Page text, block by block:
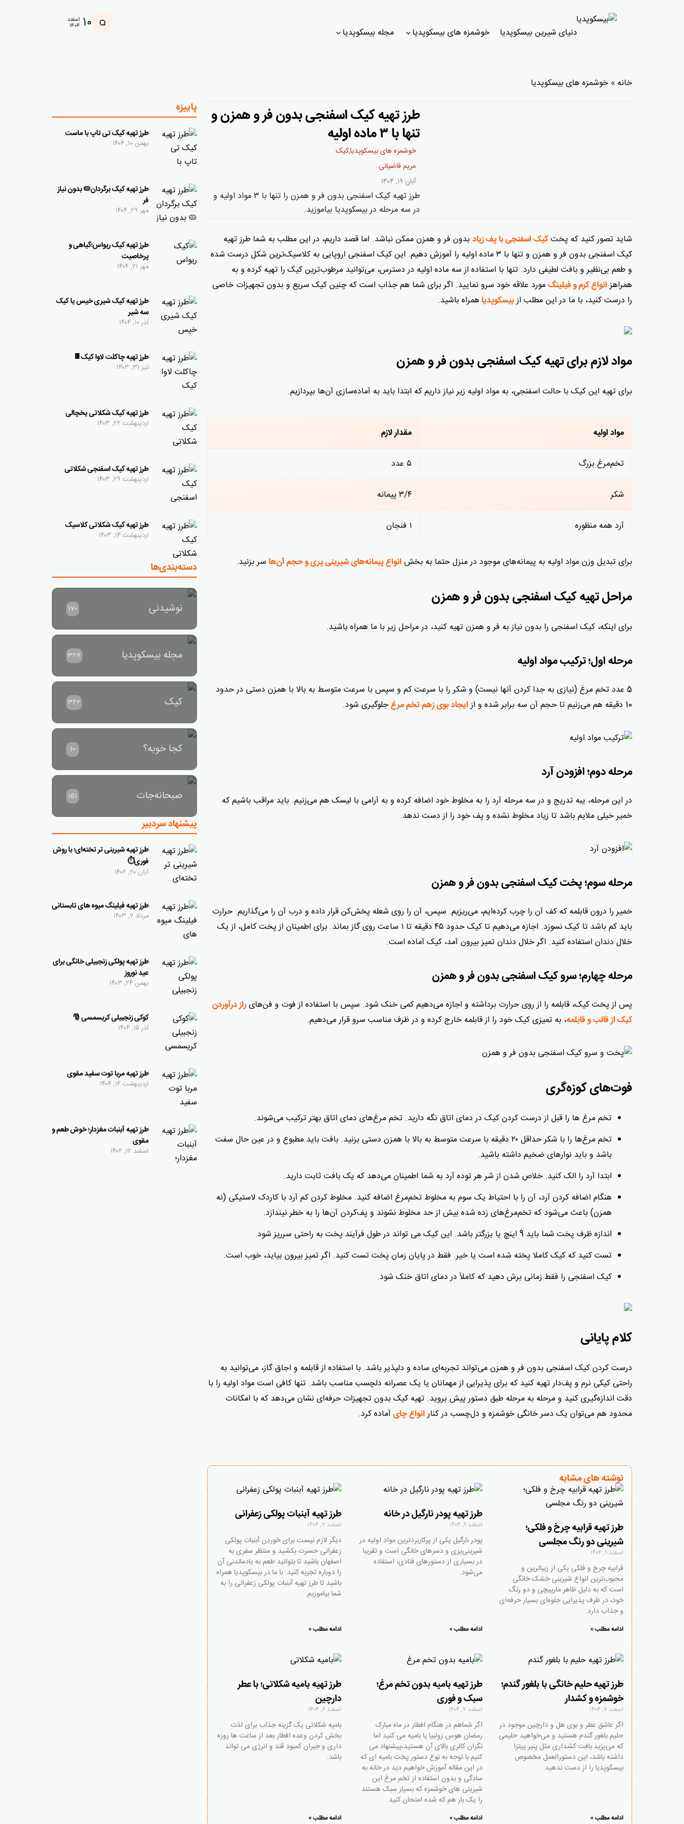
دنیای شیرین بیسکوپدیا خوشمزه های بیسکوپدیا مجله بیسکوپدیا ۱۰ اسفند
۱۴۰۴
خانه » خوشمزه های بیسکوپدیا
طرز تهیه کیک اسفنجی بدون فر و همزن و
تنها با ۳ ماده اولیه
خوشمزه های بیسکوپدیا,کیک
مریم قاضیانی
آبان ۱۹, ۱۴۰۴
طرز تهیه کیک اسفنجی بدون فر و همزن را تنها با ۳ مواد اولیه و
در سه مرحله در بیسکوپدیا بیاموزید.
شاید تصور کنید که پخت کیک اسفنجی با پف زیاد بدون فر و همزن ممکن نباشد. اما قصد داریم، در این مطلب به شما طرز تهیه
کیک اسفنجی بدون فر و همزن و تنها با ۳ ماده اولیه را آموزش دهیم. این کیک اسفنجی اروپایی به کلاسیک‌ترین شکل درست شده
و طعم بی‌نظیر و بافت لطیفی دارد. تنها با استفاده از سه ماده اولیه در دسترس، می‌توانید مرطوب‌ترین کیک را تهیه کرده و به
همراهزانواع کرم و فیلینگ مورد علاقه خود سرو نمایید. اگر برای شما هم جذاب است که چنین کیک سریع و بدون تجهیزات خاصی
را درست کنید، با ما در این مطلب ازبیسکوپدیا همراه باشید.
مواد لازم برای تهیه کیک اسفنجی بدون فر و همزن
برای تهیه این کیک با حالت اسفنجی، به مواد اولیه زیر نیاز داریم که ابتدا باید به آماده‌سازی آن‌ها بپردازیم.
مواد اولیه مقدار لازم
تخم‌مرغ بزرگ ۵ عدد
شکر ۳/۴ پیمانه
آرد همه منظوره ۱ فنجان
برای تبدیل وزن مواد اولیه به پیمانه‌های موجود در منزل حتما به بخش انواع پیمانه‌های شیرینی پری و حجم آن‌ها سر بزنید.
مراحل تهیه کیک اسفنجی بدون فر و همزن
برای اینکه، کیک اسفنجی را بدون نیاز به فر و همزن تهیه کنید، در مراحل زیر با ما همراه باشید.
مرحله اول؛ ترکیب مواد اولیه
5 عدد تخم مرغ (نیازی به جدا کردن آنها نیست) و شکر را با سرعت کم و سپس با سرعت متوسط ​​به بالا با همزن دستی در حدود
10 دقیقه هم می‌زنیم تا حجم آن سه برابر شده و از
ایجاد بوی زهم تخم مرغ جلوگیری شود.
مرحله دوم؛ افزودن آرد
در این مرحله، یبه تدریج و در سه مرحله آرد را به مخلوط خود اضافه کرده و به آرامی با لیسک هم می‌زنیم. باید مراقب باشیم که
خمیر خیلی ملایم باشد تا زیاد مخلوط نشده و پف خود را از دست ندهد.
مرحله سوم؛ پخت کیک اسفنجی بدون فر و همزن
خمیر را درون قابلمه که کف آن را چرب کرده‌ایم، می‌ریزیم. سپس، آن را روی شعله پخش‌کن قرار داده و درب آن را می‌گذاریم. حرارت
باید کم باشد تا کیک نسوزد. اجازه می‌دهیم تا کیک حدود ۴۵ دقیقه تا ۱ ساعت روی گاز بماند. برای اطمینان از پخت کامل، از یک
خلال دندان استفاده کنید. اگر خلال دندان تمیز بیرون آمد، کیک آماده است.
مرحله چهارم؛ سرو کیک اسفنجی بدون فر و همزن
پس از پخت کیک، قابلمه را از روی حرارت برداشته و اجازه می‌دهیم کمی خنک شود. سپس با استفاده از فوت و فن‌های راز درآوردن
کیک از قالب و قابلمه، به تمیزی کیک خود را از قابلمه خارج کرده و در ظرف مناسب سرو قرار می‌دهیم.
فوت‌های کوزه‌گری
تخم مرغ ها را قبل از درست کردن کیک در دمای اتاق نگه دارید. تخم مرغ‌های دمای اتاق بهتر ترکیب می‌شوند.
تخم مرغ‌ها را با شکر حداقل ۲۰ دقیقه با سرعت متوسط ​​به بالا با همزن دستی بزنید. بافت باید مطبوع و در عین حال سفت
باشد و باید نوارهای ضخیم داشته باشید.
ابتدا آرد را الک کنید. خلاص شدن از شر هر توده آرد به شما اطمینان می‌دهد که یک بافت ثابت دارید.
هنگام اضافه کردن آرد، آن را با احتیاط یک سوم به مخلوط تخم‌مرغ اضافه کنید. مخلوط کردن کم آرد با کاردک لاستیکی (نه
همزن) باعث می‌شود که تخم‌مرغ‌های زده شده بیش از حد مخلوط نشوند و پف‌کردن آن‌ها را به خطر نیندازد.
اندازه ظرف پخت شما باید 9 اینچ یا بزرگتر باشد. این کیک می تواند در طول فرآیند پخت به راحتی سرریز شود.
تست کنید که کیک کاملا پخته شده است یا خیر. فقط در پایان زمان پخت تست کنید. اگر تمیز بیرون بیاید، خوب است.
کیک اسفنجی را فقط زمانی برش دهید که کاملاً در دمای اتاق خنک شود.
کلام پایانی
درست کردن کیک اسفنجی بدون فر و همزن می‌تواند تجربه‌ای ساده و دلپذیر باشد. با استفاده از قابلمه و اجاق گاز، می‌توانید به
راحتی کیکی نرم و پف‌دار تهیه کنید که برای پذیرایی از مهمانان یا یک عصرانه دلچسب مناسب باشد. تنها کافی است مواد اولیه را با
دقت اندازه‌گیری کنید و مرحله به مرحله طبق دستور پیش بروید. تهیه کیک بدون تجهیزات حرفه‌ای نشان می‌دهد که با امکانات
محدود هم می‌توان یک دسر خانگی خوشمزه و دل‌چسب در کنارانواع چای آماده کرد.
نوشته های مشابه
طرز تهیه قرابیه چرخ و فلکی؛
شیرینی دو رنگ مجلسی
اسفند ۹, ۱۴۰۴
قرابیه چرخ و فلکی یکی از زیباترین و
محبوب‌ترین انواع شیرینی خشک خانگی
است که به دلیل ظاهر مارپیچی و دو رنگ
خود، در ظرف پذیرایی جلوه‌ای بسیار حرفه‌ای
و جذاب دارد.
ادامه مطلب »
طرز تهیه پودر نارگیل در خانه
اسفند ۹, ۱۴۰۴
پودر نارگیل یکی از پرکاربردترین مواد اولیه در
شیرینی‌پزی و دسرهای خانگی است و تقریبا
در بسیاری از دستورهای قنادی، استفاده
می‌شود.
ادامه مطلب »
طرز تهیه آبنبات پولکی زعفرانی
اسفند ۷, ۱۴۰۴
دیگر لازم نیست برای خوردن آبنبات پولکی
زعفرانی حسرت بکشید و منتظر سفری به
اصفهان باشید تا بتوانید طعم به یادماندنی آن
را دوباره تجربه کنید. با ما در بیسکوپدیا همراه
باشید تا طرز تهیه آبنبات پولکی زعفرانی را به
شما بیاموزیم.
ادامه مطلب »
طرز تهیه حلیم خانگی با بلغور گندم؛
خوشمزه و کشدار
اسفند ۷, ۱۴۰۴
اگر عاشق عطر و بوی هل و دارچین موجود در
حلیم بلغور گندم هستید و می‌خواهید حلیمی
که می‌پزید بافت کشداری مثل پنیر پیتزا
داشته باشد، این دستورالعمل مخصوص
بیسکوپدیا را از دست ندهید.
ادامه مطلب »
طرز تهیه بامیه بدون تخم مرغ؛
سبک و فوری
اسفند ۷, ۱۴۰۴
اگر شماهم در هنگام افطار در ماه مبارک
رمضان هوس زولبیا یا بامیه می کنید اما
نگران کالری بالای آن هستید،پیشنهاد می
کنیم با توجه به نوع دستور پخت بامیه ای که
در این مقاله آموزش خواهیم دید در خانه به
سادگی و بدون استفاده از تخم مرغ این
شیرینی های خوشمزه که بسیار سبک هستند
را یک بار هم که شده امتحان کنید.
ادامه مطلب »
طرز تهیه بامیه شکلاتی؛ با عطر
دارچین
اسفند ۶, ۱۴۰۴
بامیه شکلاتی یک گزینه جذاب برای لذت
بخش کردن وعده افطار بعد از ساعت ها روزه
داری و جبران کمبود قند و انرژی می تواند
باشد.
ادامه مطلب »
پاییزه
طرز تهیه کیک تی تاپ با ماست
بهمن ۱۰, ۱۴۰۴
طرز تهیه کیک برگردان🥧 بدون نیاز
فر
مهر ۲۹, ۱۴۰۴
طرز تهیه کیک ریواس؛گیاهی و
پرخاصیت
مهر ۲۱, ۱۴۰۴
طرز تهیه کیک شیری خیس یا کیک
سه شیر
آذر ۱۰, ۱۴۰۴
طرز تهیه چاکلت لاوا کیک🍫
تیر ۳۱, ۱۴۰۳
طرز تهیه کیک شکلاتی یخچالی
اردیبهشت ۲۲, ۱۴۰۳
طرز تهیه کیک اسفنجی شکلاتی
اردیبهشت ۲۹, ۱۴۰۳
طرز تهیه کیک شکلاتی کلاسیک
اردیبهشت ۱۴, ۱۴۰۳
دسته‌بندی‌ها
نوشیدنی 170
مجله بیسکوپدیا 328
کیک 362
کجا خوبه؟ 10
صبحانه‌جات 151
پیشنهاد سردبیر
طرز تهیه شیرینی تر تخته‌ای؛ با روش
فوری⏱
آبان ۲۰, ۱۴۰۲
طرز تهیه فیلینگ میوه های تابستانی
مرداد ۷, ۱۴۰۳
طرز تهیه پولکی زنجبیلی خانگی برای
عید نوروز
بهمن ۲۴, ۱۴۰۳
کوکی زنجبیلی کریسمسی 🎅
آذر ۱۵, ۱۴۰۴
طرز تهیه مربا توت سفید مقوی
اردیبهشت ۱۴, ۱۴۰۴
طرز تهیه آبنبات مغزدار؛ خوش طعم و
مقوی
اسفند ۱۲, ۱۴۰۲